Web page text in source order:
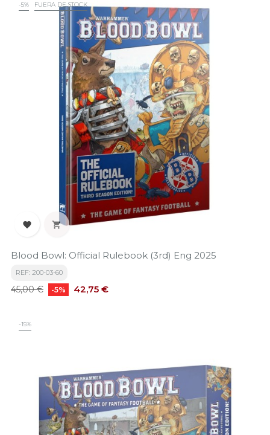
-5% FUERA DE STOCK
 
Blood Bowl: Official Rulebook (3rd) Eng 2025
REF: 200-03-60
Precio
45,00 € -5% Precio
42,75 €
-15%